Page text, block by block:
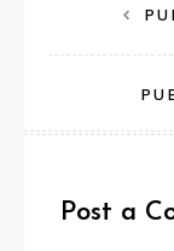
de
l’article
Post a